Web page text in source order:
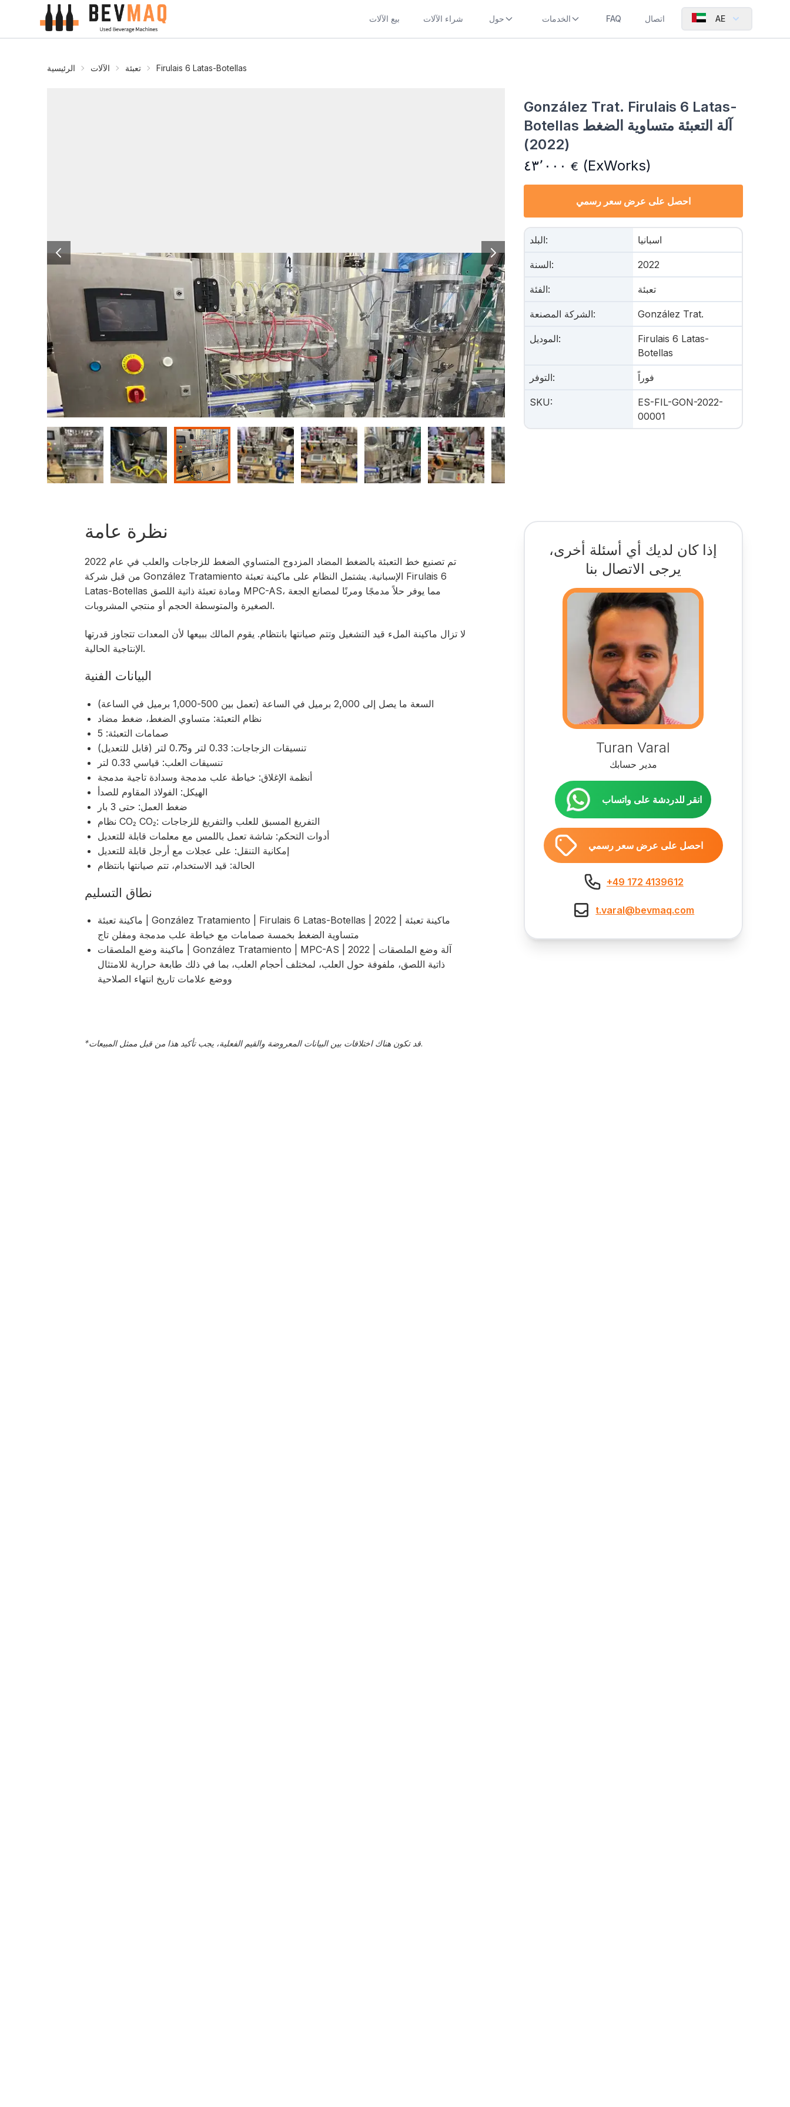
بيع الآلات شراء الآلات حول الخدمات FAQ اتصال AE
الرئيسية الآلات تعبئة Firulais 6 Latas-Botellas
González Trat. Firulais 6 Latas-
Botellas آلة التعبئة متساوية الضغط
(2022)
٤٣٬٠٠٠ € (ExWorks)
احصل على عرض سعر رسمي
البلد: اسبانيا
السنة: 2022
الفئة: تعبئة
الشركة المصنعة: González Trat.
الموديل:
Firulais 6 Latas-
Botellas
التوفر: فوراً
SKU:
ES-FIL-GON-2022-
00001
نظرة عامة
تم تصنيع خط التعبئة بالضغط المضاد المزدوج المتساوي الضغط للزجاجات والعلب في عام 2022
من قبل شركة González Tratamiento الإسبانية. يشتمل النظام على ماكينة تعبئة Firulais 6
Latas-Botellas ومادة تعبئة ذاتية اللصق MPC-AS، مما يوفر حلاً مدمجًا ومرنًا لمصانع الجعة
الصغيرة والمتوسطة الحجم أو منتجي المشروبات.
لا تزال ماكينة الملء قيد التشغيل وتتم صيانتها بانتظام. يقوم المالك ببيعها لأن المعدات تتجاوز قدرتها
الإنتاجية الحالية.
البيانات الفنية
السعة ما يصل إلى 2,000 برميل في الساعة (تعمل بين 500-1,000 برميل في الساعة)
نظام التعبئة: متساوي الضغط، ضغط مضاد
صمامات التعبئة: 5
تنسيقات الزجاجات: 0.33 لتر و0.75 لتر (قابل للتعديل)
تنسيقات العلب: قياسي 0.33 لتر
أنظمة الإغلاق: خياطة علب مدمجة وسدادة تاجية مدمجة
الهيكل: الفولاذ المقاوم للصدأ
ضغط العمل: حتى 3 بار
نظام CO₂ CO₂: التفريغ المسبق للعلب والتفريغ للزجاجات
أدوات التحكم: شاشة تعمل باللمس مع معلمات قابلة للتعديل
إمكانية التنقل: على عجلات مع أرجل قابلة للتعديل
الحالة: قيد الاستخدام، تتم صيانتها بانتظام
نطاق التسليم
ماكينة تعبئة | González Tratamiento | Firulais 6 Latas-Botellas | 2022 | ماكينة تعبئة
متساوية الضغط بخمسة صمامات مع خياطة علب مدمجة ومفلن تاج
ماكينة وضع الملصقات | González Tratamiento | MPC-AS | 2022 | آلة وضع الملصقات
ذاتية اللصق، ملفوفة حول العلب، لمختلف أحجام العلب، بما في ذلك طابعة حرارية للامتثال
ووضع علامات تاريخ انتهاء الصلاحية
* قد تكون هناك اختلافات بين البيانات المعروضة والقيم الفعلية، يجب تأكيد هذا من قبل ممثل المبيعات.
إذا كان لديك أي أسئلة أخرى،
يرجى الاتصال بنا
Turan Varal
مدير حسابك
انقر للدردشة على واتساب
احصل على عرض سعر رسمي
+49 172 4139612
t.varal@bevmaq.com